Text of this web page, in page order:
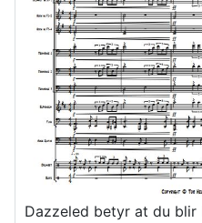
Dazzeled betyr at du blir